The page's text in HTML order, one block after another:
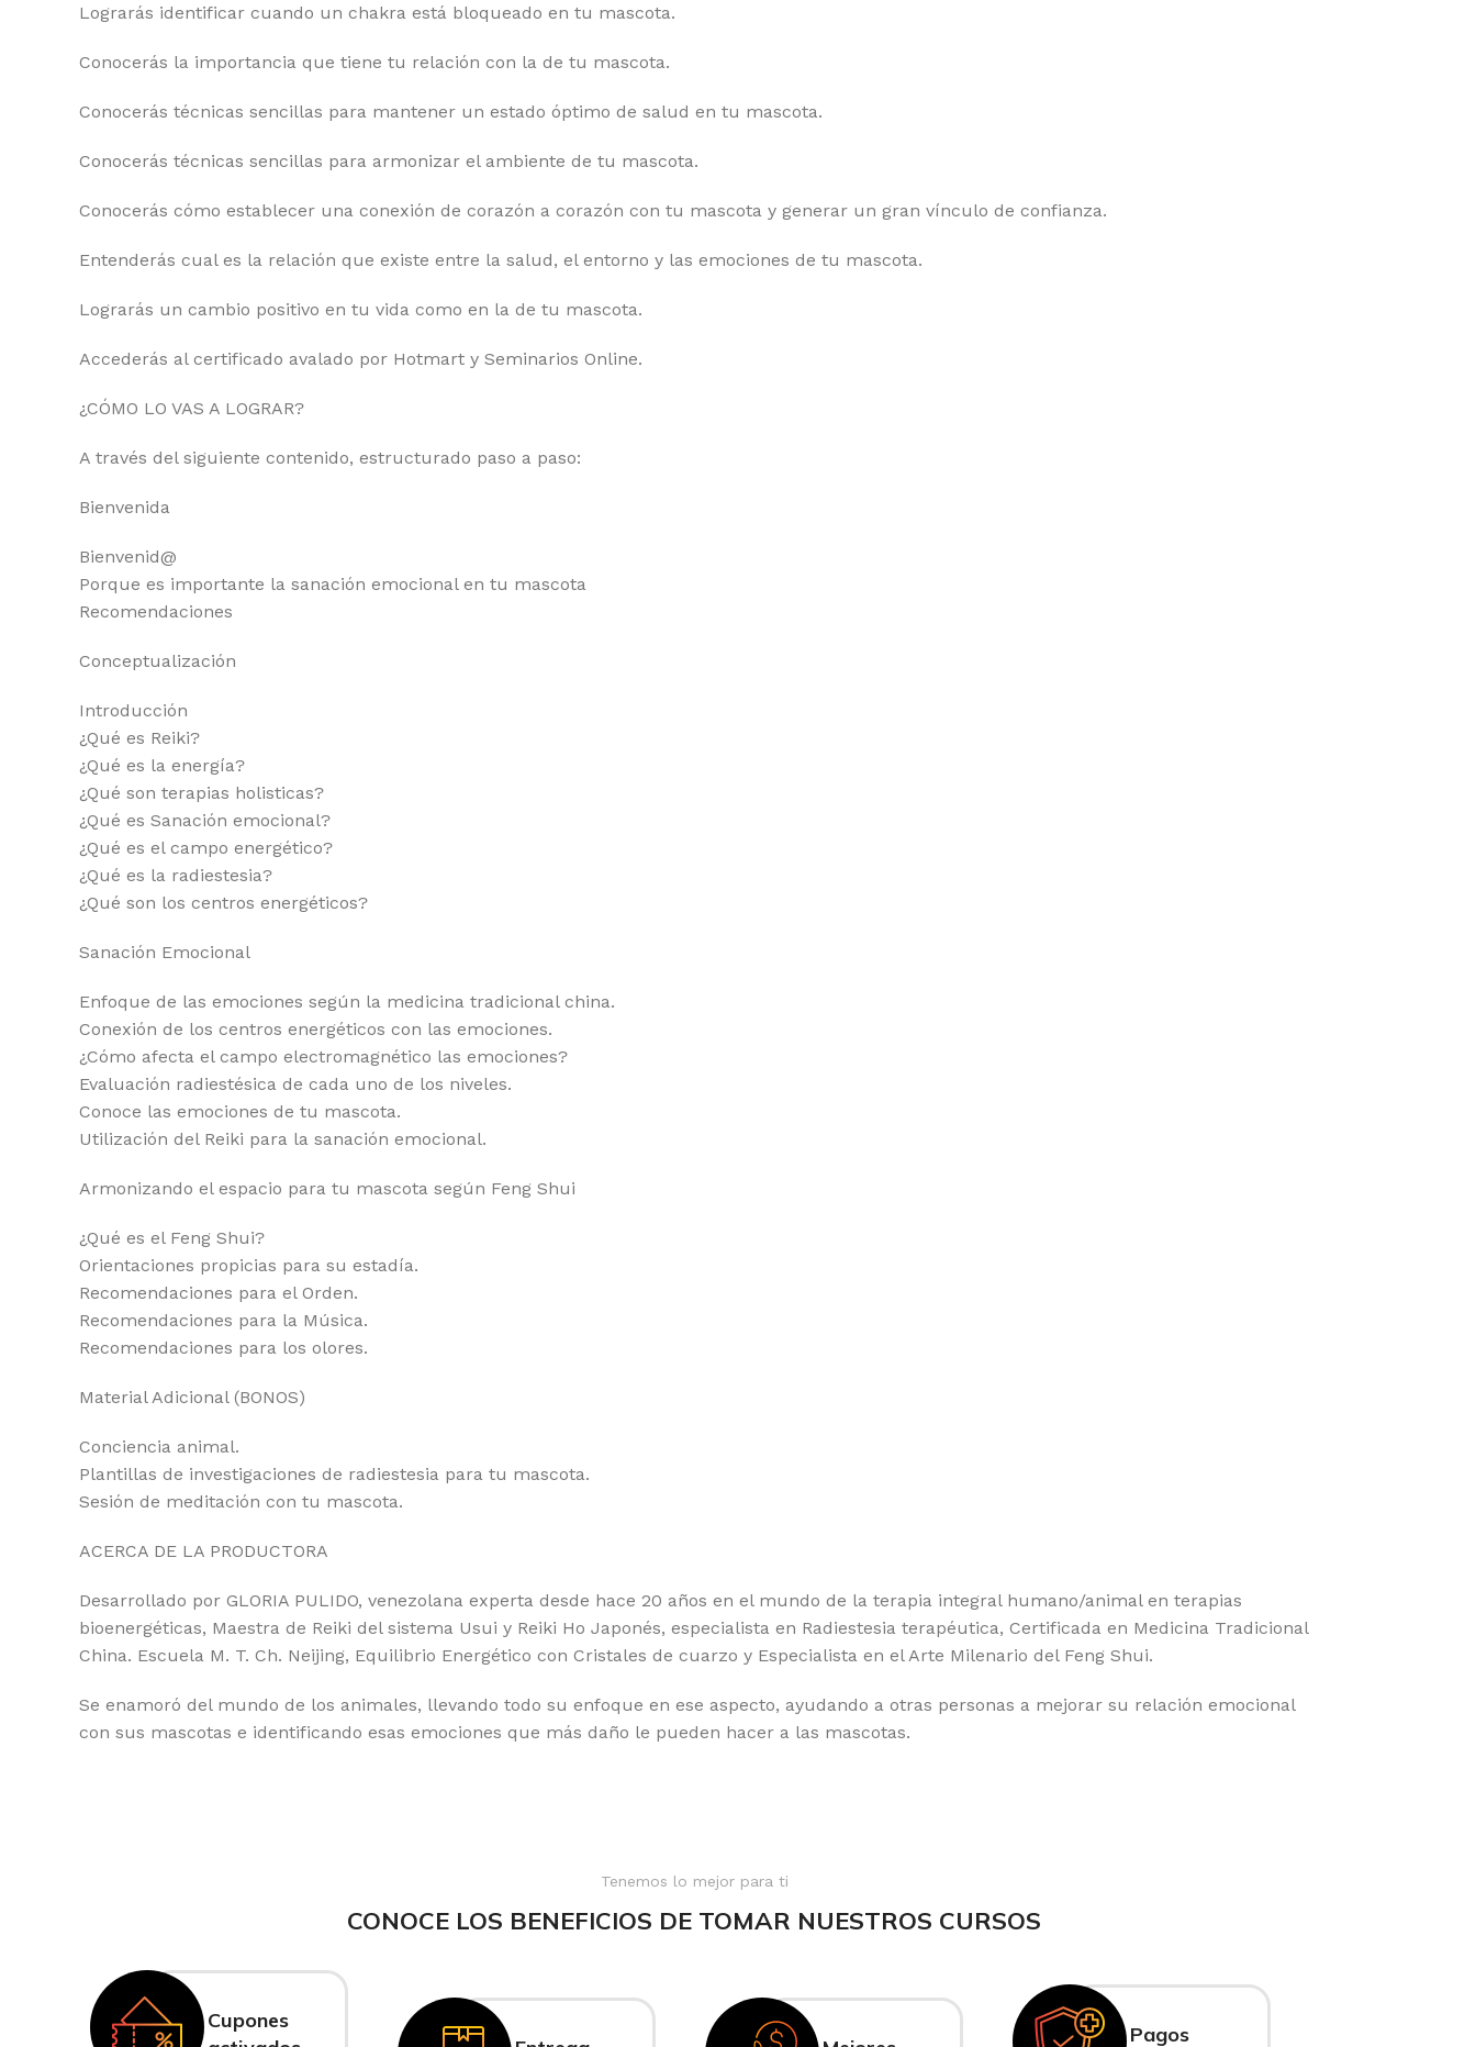
Lograrás identificar cuando un chakra está bloqueado en tu mascota.
Conocerás la importancia que tiene tu relación con la de tu mascota.
Conocerás técnicas sencillas para mantener un estado óptimo de salud en tu mascota.
Conocerás técnicas sencillas para armonizar el ambiente de tu mascota.
Conocerás cómo establecer una conexión de corazón a corazón con tu mascota y generar un gran vínculo de confianza.
Entenderás cual es la relación que existe entre la salud, el entorno y las emociones de tu mascota.
Lograrás un cambio positivo en tu vida como en la de tu mascota.
Accederás al certificado avalado por Hotmart y Seminarios Online.
¿CÓMO LO VAS A LOGRAR?
A través del siguiente contenido, estructurado paso a paso:
Bienvenida
Bienvenid@
Porque es importante la sanación emocional en tu mascota
Recomendaciones
Conceptualización
Introducción
¿Qué es Reiki?
¿Qué es la energía?
¿Qué son terapias holisticas?
¿Qué es Sanación emocional?
¿Qué es el campo energético?
¿Qué es la radiestesia?
¿Qué son los centros energéticos?
Sanación Emocional
Enfoque de las emociones según la medicina tradicional china.
Conexión de los centros energéticos con las emociones.
¿Cómo afecta el campo electromagnético las emociones?
Evaluación radiestésica de cada uno de los niveles.
Conoce las emociones de tu mascota.
Utilización del Reiki para la sanación emocional.
Armonizando el espacio para tu mascota según Feng Shui
¿Qué es el Feng Shui?
Orientaciones propicias para su estadía.
Recomendaciones para el Orden.
Recomendaciones para la Música.
Recomendaciones para los olores.
Material Adicional (BONOS)
Conciencia animal.
Plantillas de investigaciones de radiestesia para tu mascota.
Sesión de meditación con tu mascota.
ACERCA DE LA PRODUCTORA
Desarrollado por GLORIA PULIDO, venezolana experta desde hace 20 años en el mundo de la terapia integral humano/animal en terapias
bioenergéticas, Maestra de Reiki del sistema Usui y Reiki Ho Japonés, especialista en Radiestesia terapéutica, Certificada en Medicina Tradicional
China. Escuela M. T. Ch. Neijing, Equilibrio Energético con Cristales de cuarzo y Especialista en el Arte Milenario del Feng Shui.
Se enamoró del mundo de los animales, llevando todo su enfoque en ese aspecto, ayudando a otras personas a mejorar su relación emocional
con sus mascotas e identificando esas emociones que más daño le pueden hacer a las mascotas.
Tenemos lo mejor para ti
CONOCE LOS BENEFICIOS DE TOMAR NUESTROS CURSOS
Cupones
Pagos